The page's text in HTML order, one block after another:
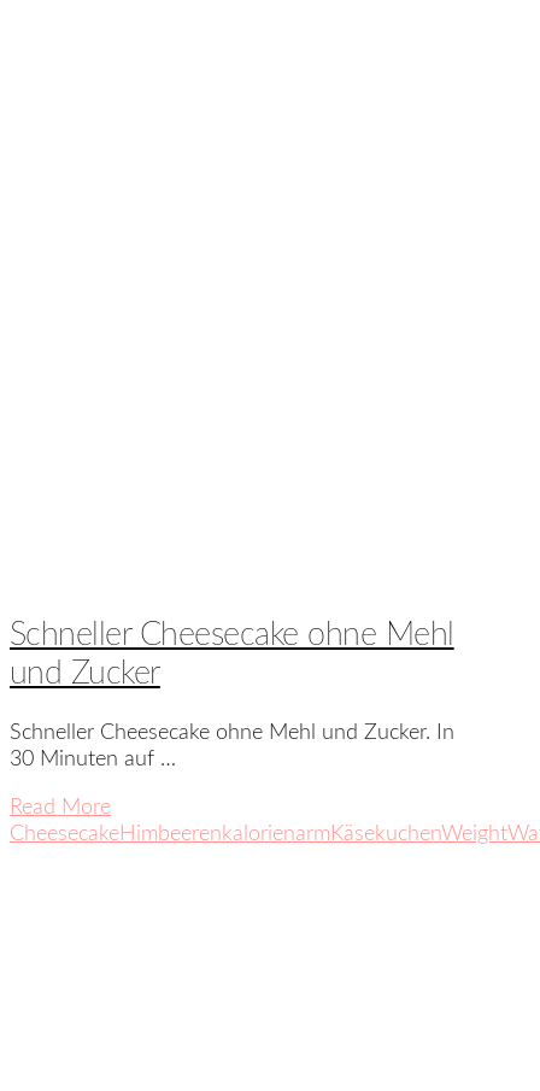
Schneller Cheesecake ohne Mehl
und Zucker
Schneller Cheesecake ohne Mehl und Zucker. In
30 Minuten auf …
Read More
CheesecakeHimbeerenkalorienarm Käsekuchen